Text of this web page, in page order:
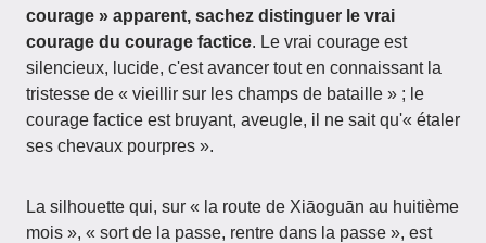
courage » apparent, sachez distinguer le vrai
courage du courage factice. Le vrai courage est
silencieux, lucide, c'est avancer tout en connaissant la
tristesse de « vieillir sur les champs de bataille » ; le
courage factice est bruyant, aveugle, il ne sait qu'« étaler
ses chevaux pourpres ».
La silhouette qui, sur « la route de Xiāoguān au huitième
mois », « sort de la passe, rentre dans la passe », est